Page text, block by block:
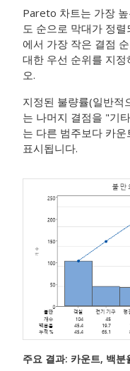
Pareto 차트는 가장
도 순으로 막대가 정
에서 가장 작은 결점
대한 우선 순위를 지
오.
지정된 불량률(일반적
는 나머지 결점을 "기
는 다른 범주보다 카
표시됩니다.
주요 결과: 카운트, 백분